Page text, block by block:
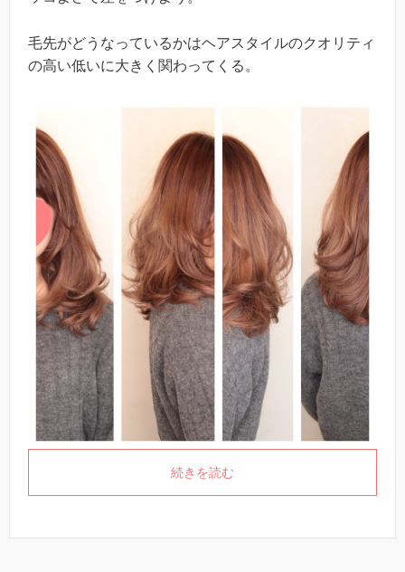
毛先がどうなっているかはヘアスタイルのクオリティ
の高い低いに大きく関わってくる。
続きを読む